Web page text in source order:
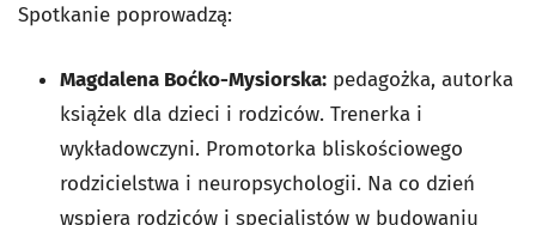
Spotkanie poprowadzą:
Magdalena Boćko-Mysiorska: pedagożka, autorka
książek dla dzieci i rodziców. Trenerka i
wykładowczyni. Promotorka bliskościowego
rodzicielstwa i neuropsychologii. Na co dzień
wspiera rodziców i specjalistów w budowaniu